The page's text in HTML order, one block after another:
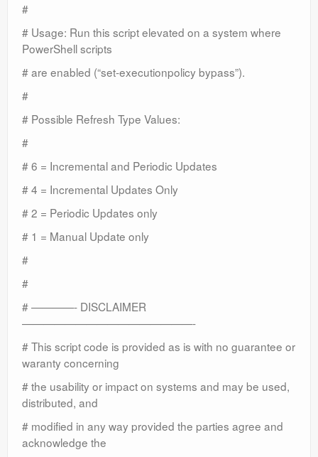
#
# Usage: Run this script elevated on a system where
PowerShell scripts
# are enabled (“set-executionpolicy bypass”).
#
# Possible Refresh Type Values:
#
# 6 = Incremental and Periodic Updates
# 4 = Incremental Updates Only
# 2 = Periodic Updates only
# 1 = Manual Update only
#
#
# ————- DISCLAIMER
————————————————-
# This script code is provided as is with no guarantee or
waranty concerning
# the usability or impact on systems and may be used,
distributed, and
# modified in any way provided the parties agree and
acknowledge the